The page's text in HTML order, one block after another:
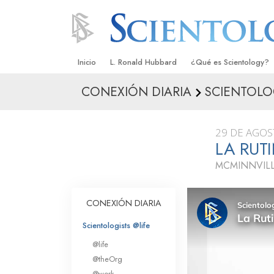
Inicio L. Ronald Hubbard ¿Qué es Scientology?
Creencias y Prácticas
Qué dicen los
Scientology
Conoce a un
Dentro de una Iglesia
Los Principios
CONEXIÓN DIARIA
29 DE
LA
CONEXIÓN DIARIA
Scientologists @life
@life
@theOrg